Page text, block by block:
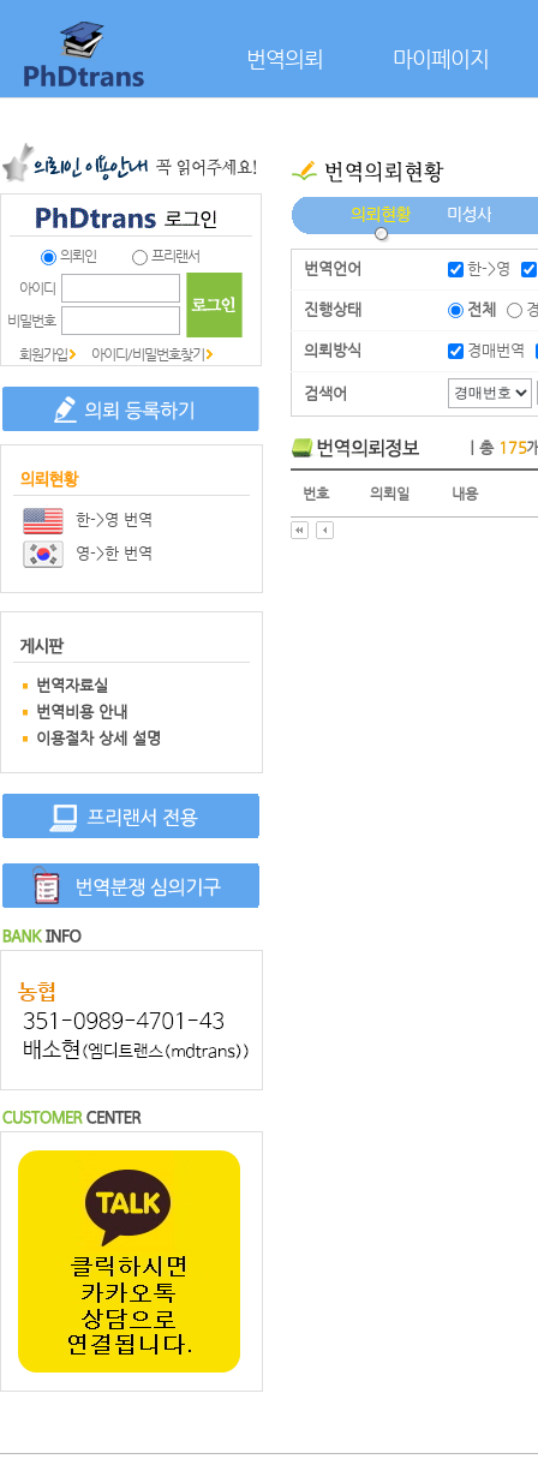
번역의뢰 마이페이지
의뢰인
프리랜서
아이디
비밀번호
회원가입
아이디/비밀번호찾기
한->영 번역
영->한 번역
번역자료실
번역비용 안내
이용절차 상세 설명
번역언어 한->영
진행상태 전체
의뢰방식 경매번역
검색어
｜총 175
번호 의뢰일 내용